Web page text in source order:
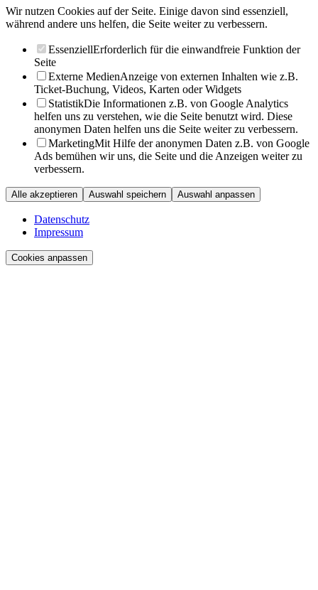
Wir nutzen Cookies auf der Seite. Einige davon sind essenziell,
während andere uns helfen, die Seite weiter zu verbessern.
EssenziellErforderlich für die einwandfreie Funktion der
Seite
Externe MedienAnzeige von externen Inhalten wie z.B.
Ticket-Buchung, Videos, Karten oder Widgets
StatistikDie Informationen z.B. von Google Analytics
helfen uns zu verstehen, wie die Seite benutzt wird. Diese
anonymen Daten helfen uns die Seite weiter zu verbessern.
MarketingMit Hilfe der anonymen Daten z.B. von Google
Ads bemühen wir uns, die Seite und die Anzeigen weiter zu
verbessern.
Alle akzeptieren Auswahl speichern Auswahl anpassen
Datenschutz
Impressum
Cookies anpassen